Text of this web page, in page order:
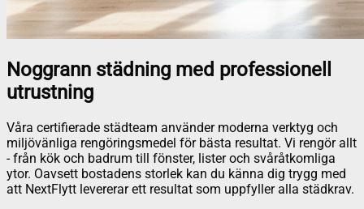
Noggrann städning med professionell
utrustning
Våra certifierade städteam använder moderna verktyg och
miljövänliga rengöringsmedel för bästa resultat. Vi rengör allt
- från kök och badrum till fönster, lister och svåråtkomliga
ytor. Oavsett bostadens storlek kan du känna dig trygg med
att NextFlytt levererar ett resultat som uppfyller alla städkrav.